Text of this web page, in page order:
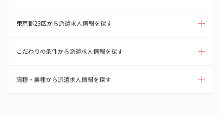
東京都23区から派遣求人情報を探す
こだわりの条件から派遣求人情報を探す
職種・業種から派遣求人情報を探す